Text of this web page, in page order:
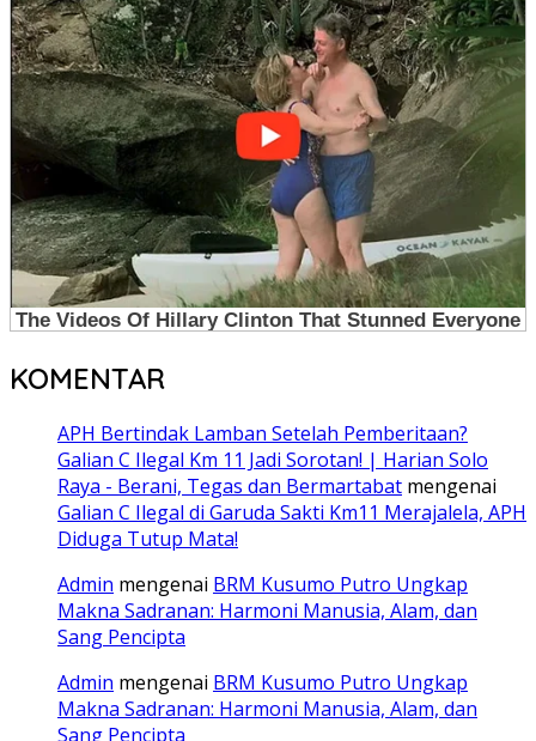
KOMENTAR
APH Bertindak Lamban Setelah Pemberitaan?
Galian C Ilegal Km 11 Jadi Sorotan! | Harian Solo
Raya - Berani, Tegas dan Bermartabat mengenai
Galian C Ilegal di Garuda Sakti Km11 Merajalela, APH
Diduga Tutup Mata!
Admin mengenai BRM Kusumo Putro Ungkap
Makna Sadranan: Harmoni Manusia, Alam, dan
Sang Pencipta
Admin mengenai BRM Kusumo Putro Ungkap
Makna Sadranan: Harmoni Manusia, Alam, dan
Sang Pencipta